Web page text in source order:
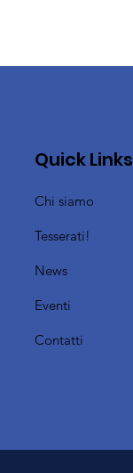
Quick Links
Chi siamo
Tesserati!
News
Eventi
Contatti